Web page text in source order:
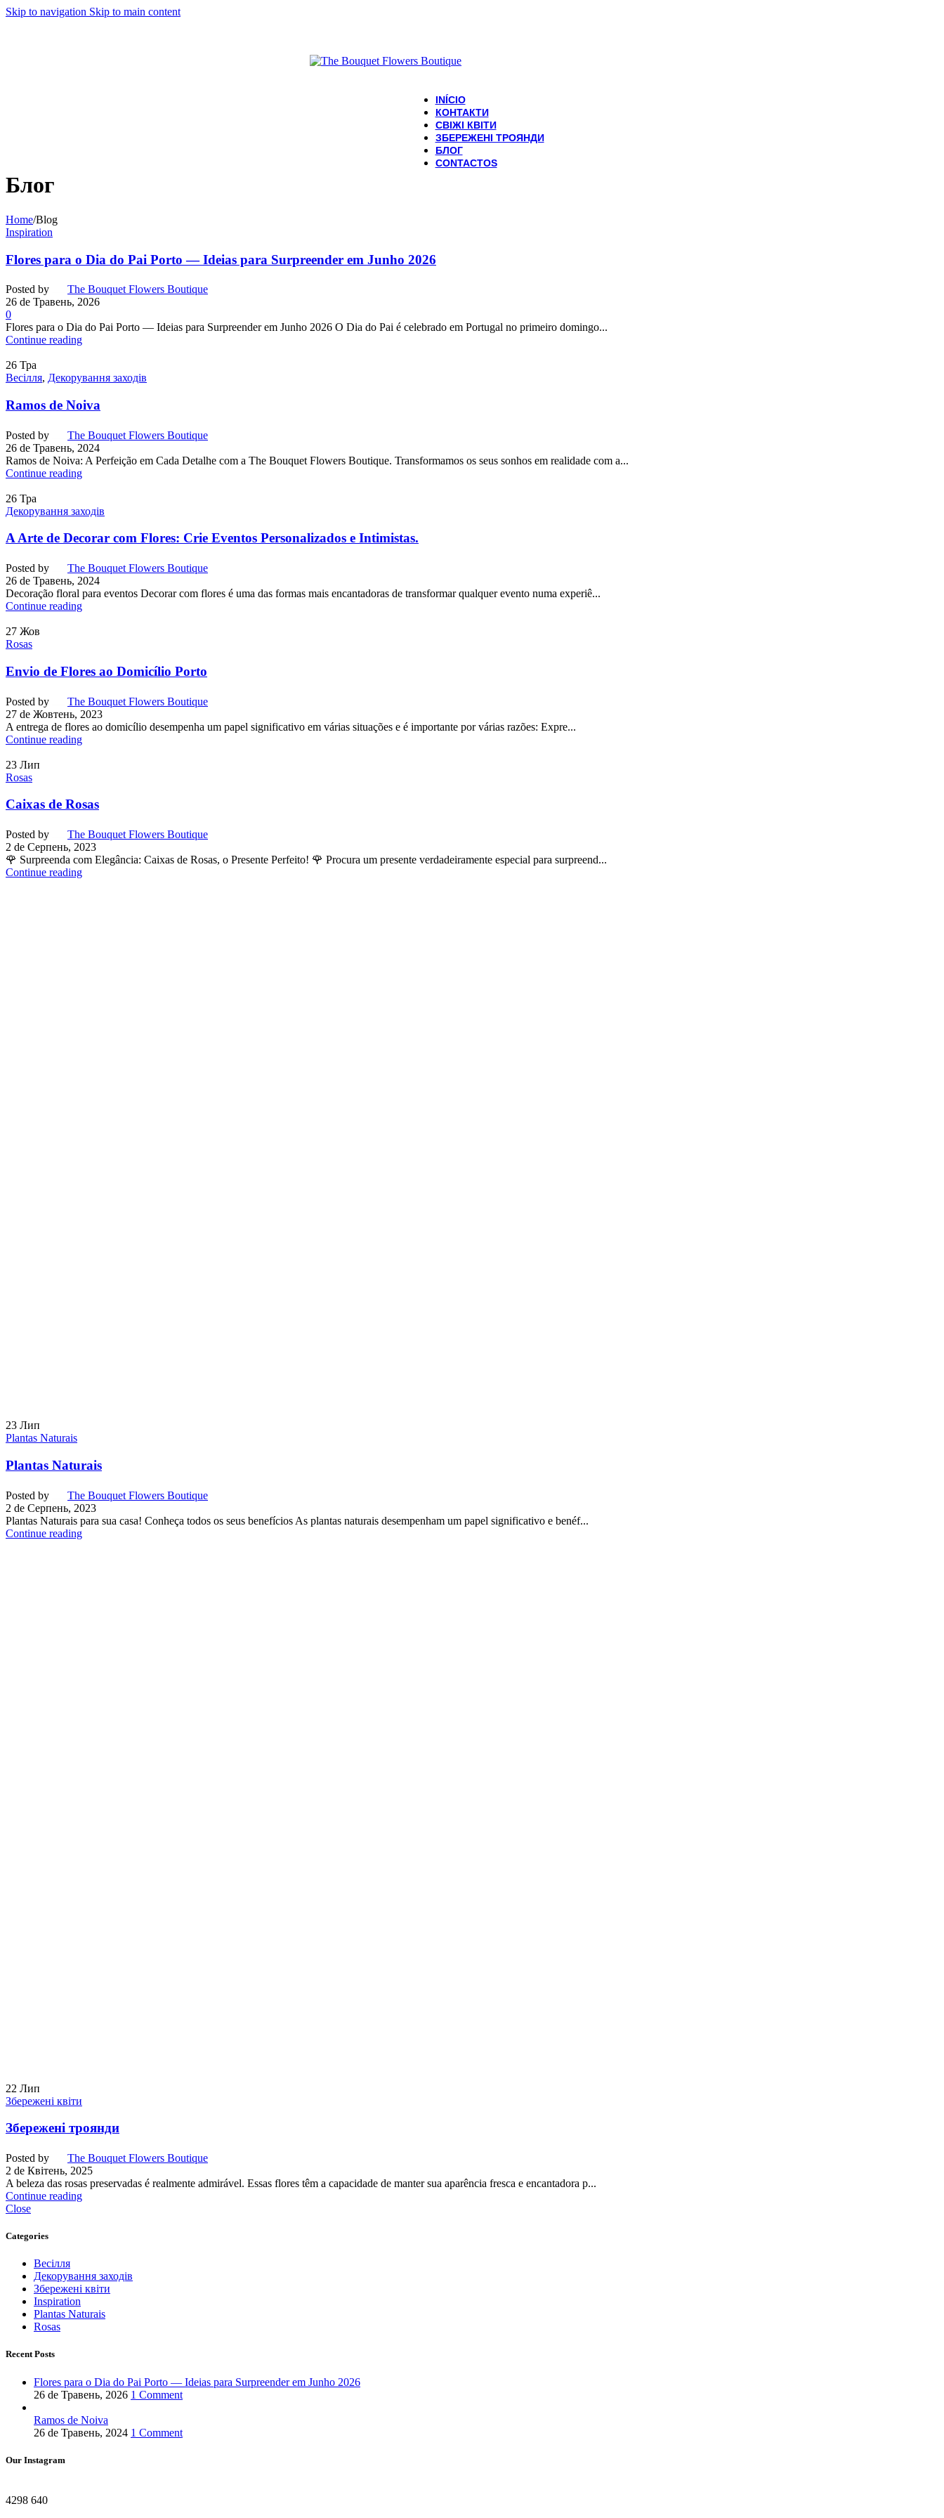
Skip to navigation Skip to main content
INÍCIO
КОНТАКТИ
СВІЖІ КВІТИ
ЗБЕРЕЖЕНІ ТРОЯНДИ
БЛОГ
CONTACTOS
Блог
Home/Blog
Inspiration
Flores para o Dia do Pai Porto — Ideias para Surpreender em Junho 2026
Posted by
The Bouquet Flowers Boutique
26 de Травень, 2026
0
Flores para o Dia do Pai Porto — Ideias para Surpreender em Junho 2026 O Dia do Pai é celebrado em Portugal no primeiro domingo...
Continue reading
26 Тра
Весілля, Декорування заходів
Ramos de Noiva
Posted by
The Bouquet Flowers Boutique
26 de Травень, 2024
Ramos de Noiva: A Perfeição em Cada Detalhe com a The Bouquet Flowers Boutique. Transformamos os seus sonhos em realidade com a...
Continue reading
26 Тра
Декорування заходів
A Arte de Decorar com Flores: Crie Eventos Personalizados e Intimistas.
Posted by
The Bouquet Flowers Boutique
26 de Травень, 2024
Decoração floral para eventos Decorar com flores é uma das formas mais encantadoras de transformar qualquer evento numa experiê...
Continue reading
27 Жов
Rosas
Envio de Flores ao Domicílio Porto
Posted by
The Bouquet Flowers Boutique
27 de Жовтень, 2023
A entrega de flores ao domicílio desempenha um papel significativo em várias situações e é importante por várias razões: Expre...
Continue reading
23 Лип
Rosas
Caixas de Rosas
Posted by
The Bouquet Flowers Boutique
2 de Серпень, 2023
🌹 Surpreenda com Elegância: Caixas de Rosas, o Presente Perfeito! 🌹 Procura um presente verdadeiramente especial para surpreend...
Continue reading
23 Лип
Plantas Naturais
Plantas Naturais
Posted by
The Bouquet Flowers Boutique
2 de Серпень, 2023
Plantas Naturais para sua casa! Conheça todos os seus benefícios As plantas naturais desempenham um papel significativo e benéf...
Continue reading
22 Лип
Збережені квіти
Збережені троянди
Posted by
The Bouquet Flowers Boutique
2 de Квітень, 2025
A beleza das rosas preservadas é realmente admirável. Essas flores têm a capacidade de manter sua aparência fresca e encantadora p...
Continue reading
Close
Categories
Весілля
Декорування заходів
Збережені квіти
Inspiration
Plantas Naturais
Rosas
Recent Posts
Flores para o Dia do Pai Porto — Ideias para Surpreender em Junho 2026
26 de Травень, 2026 1 Comment
Ramos de Noiva
26 de Травень, 2024 1 Comment
Our Instagram
4298 640